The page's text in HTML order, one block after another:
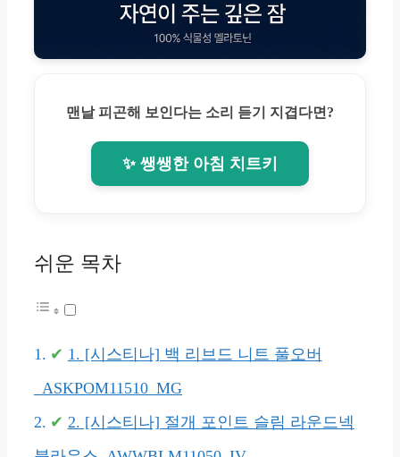
맨날 피곤해 보인다는 소리 듣기 지겹다면?
✨ 쌩쌩한 아침 치트키
쉬운 목차
1. [시스티나] 백 리브드 니트 풀오버
_ASKPOM11510_MG
2. [시스티나] 절개 포인트 슬림 라운드넥